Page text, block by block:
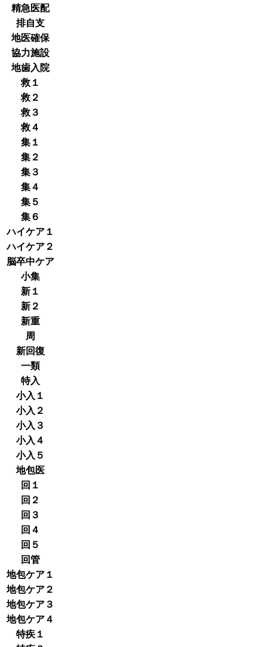
精急医配
排自支
地医確保
協力施設
地歯入院
救１
救２
救３
救４
集１
集２
集３
集４
集５
集６
ハイケア１
ハイケア２
脳卒中ケア
小集
新１
新２
新重
周
新回復
一類
特入
小入１
小入２
小入３
小入４
小入５
地包医
回１
回２
回３
回４
回５
回管
地包ケア１
地包ケア２
地包ケア３
地包ケア４
特疾１